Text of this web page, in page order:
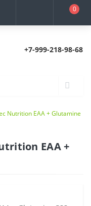
0
+7-999-218-98-68
Nutrition EAA + Glutamine
EAA +